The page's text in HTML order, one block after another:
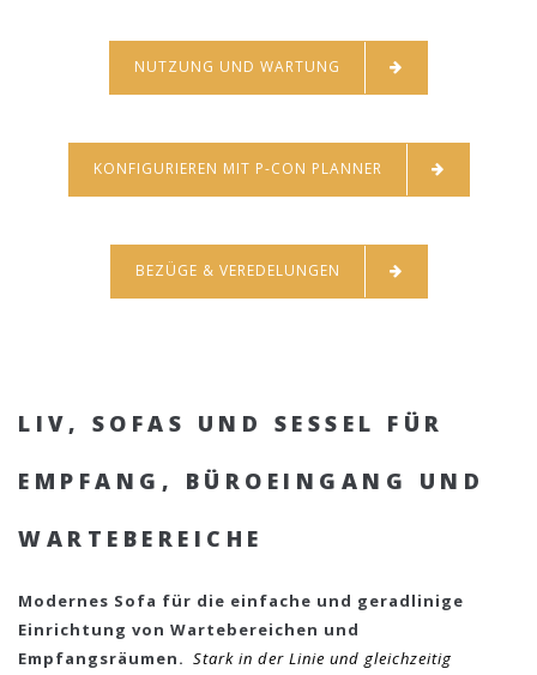
NUTZUNG UND WARTUNG
KONFIGURIEREN MIT P-CON PLANNER
BEZÜGE & VEREDELUNGEN
LIV, SOFAS UND SESSEL FÜR
EMPFANG, BÜROEINGANG UND
WARTEBEREICHE
Modernes Sofa für die einfache und geradlinige
Einrichtung von Wartebereichen und
Empfangsräumen. Stark in der Linie und gleichzeitig